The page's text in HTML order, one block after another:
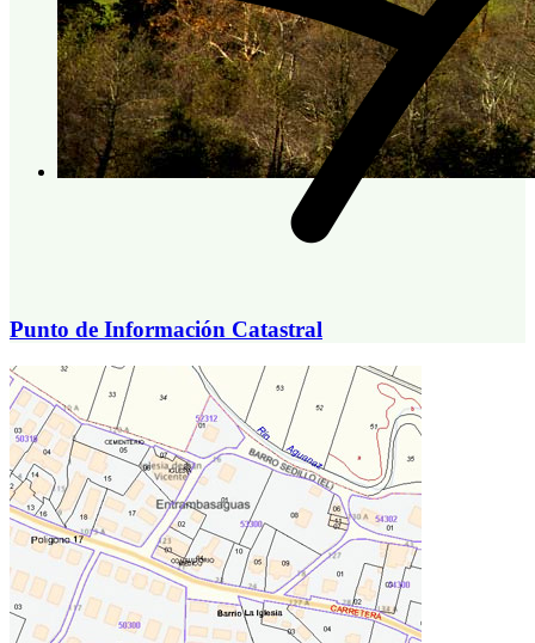
Punto de Información Catastral